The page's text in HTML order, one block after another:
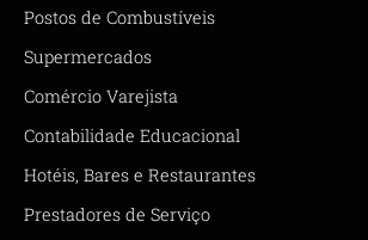
Postos de Combustíveis
Supermercados
Comércio Varejista
Contabilidade Educacional
Hotéis, Bares e Restaurantes
Prestadores de Serviço